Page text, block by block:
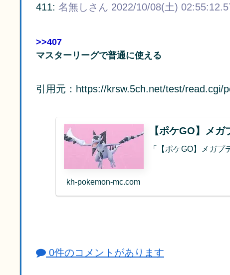
411: 名無しさん 2022/10/08(土)
>>407
マスターリーグで普通に使える
引用元：https://krsw.5ch.net/test/read.cgi/
【ポケGO】メガ
「【ポケGO】メガプ
kh-pokemon-mc.com
0件のコメントがあります